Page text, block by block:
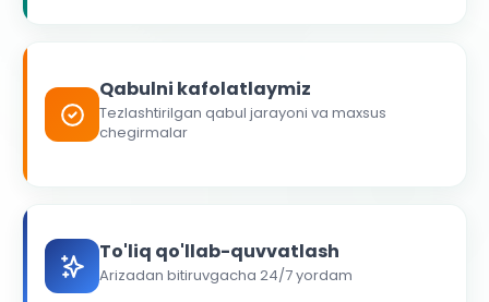
Qabulni kafolatlaymiz
Tezlashtirilgan qabul jarayoni va maxsus
chegirmalar
To'liq qo'llab-quvvatlash
Arizadan bitiruvgacha 24/7 yordam